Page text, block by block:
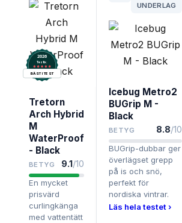
2026
Testix.
BÄST I TEST
Tretorn
Arch Hybrid
M
WaterProof
- Black
BETYG 9.1/10
En mycket
prisvärd
curlingkänga
med vattentätt
UNDERLAG
Icebug Metro2
BUGrip M -
Black
BETYG 8.8/10
BUGrip-dubbar ger
överlägset grepp
på is och snö,
perfekt för
nordiska vintrar.
Läs hela testet ›